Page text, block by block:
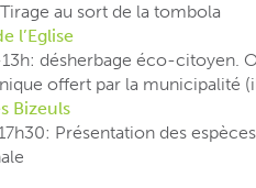
au sort de la tombola
l’Eglise
désherbage éco-citoyen.
offert par la municipalité
Bizeuls
Présentation des